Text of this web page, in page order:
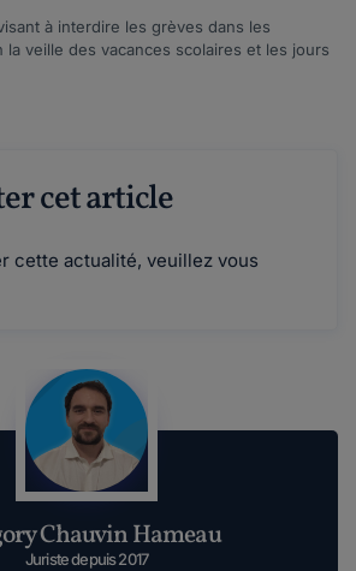
à interdire les grèves dans les
la veille des vacances scolaires et les jours
cet article
cette actualité, veuillez vous
Chauvin Hameau
Juriste depuis 2017